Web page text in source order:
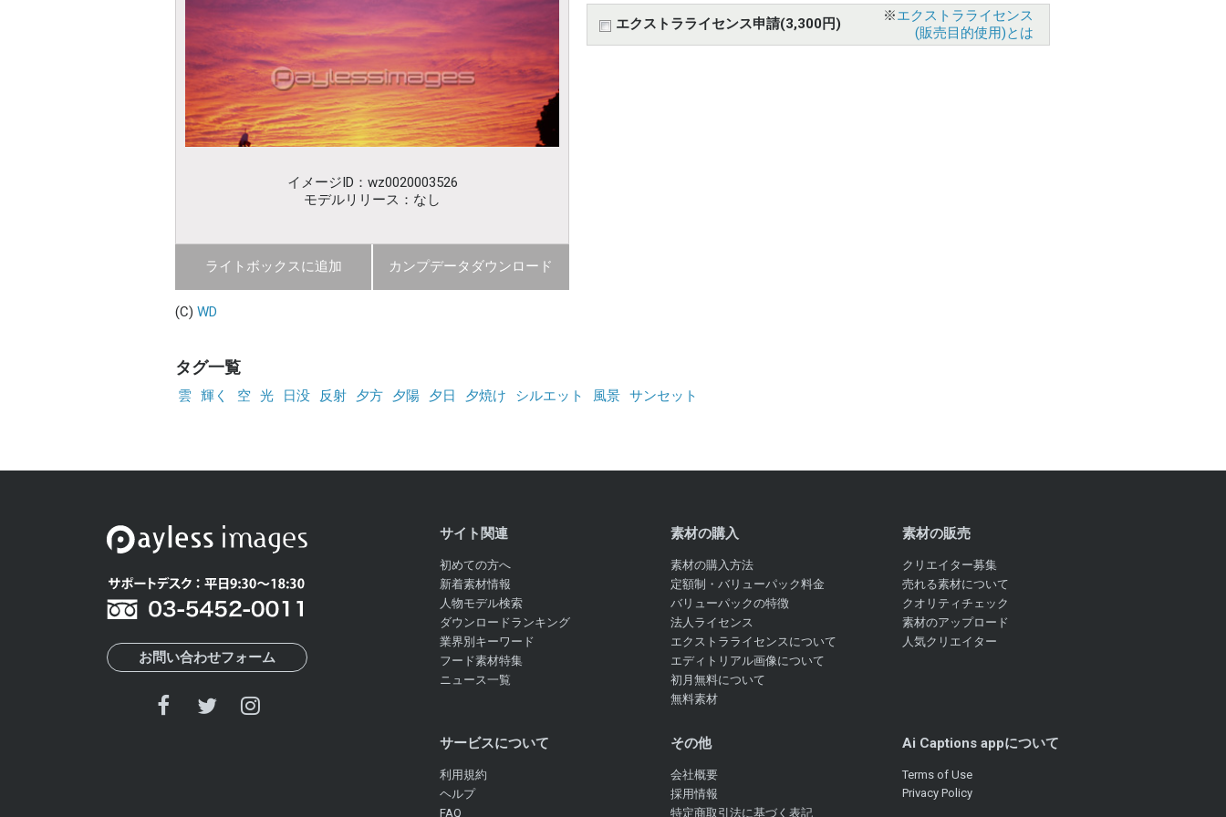
イメージID：wz0020003526
モデルリリース：なし
ライトボックスに追加 カンプデータダウンロード
エクストラライセンス申請(3,300円) ※エクストラライセンス
(販売目的使用)とは
(C) WD
タグ一覧
雲 輝く 空 光 日没 反射 夕方 夕陽 夕日 夕焼け シルエット 風景 サンセット
お問い合わせフォーム
サイト関連
初めての方へ
新着素材情報
人物モデル検索
ダウンロードランキング
業界別キーワード
フード素材特集
ニュース一覧
素材の購入
素材の購入方法
定額制・バリューパック料金
バリューパックの特徴
法人ライセンス
エクストラライセンスについて
エディトリアル画像について
初月無料について
無料素材
素材の販売
クリエイター募集
売れる素材について
クオリティチェック
素材のアップロード
人気クリエイター
サービスについて
利用規約
ヘルプ
FAQ
その他
会社概要
採用情報
特定商取引法に基づく表記
Ai Captions appについて
Terms of Use
Privacy Policy